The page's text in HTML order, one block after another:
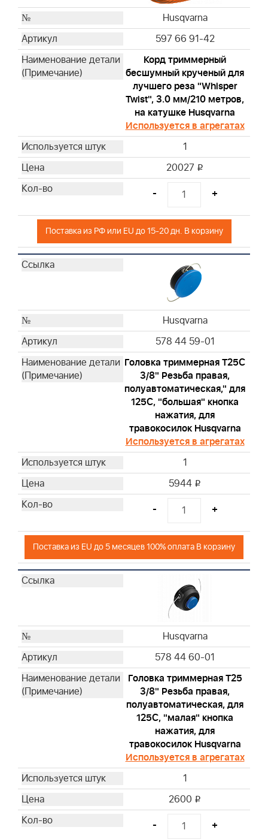
Husqvarna
597 66 91-42
Корд триммерный
бесшумный крученый для
лучшего реза "Whisper
Twist", 3.0 мм/210 метров,
на катушке Husqvarna
Используется в агрегатах
1
20027 i
- +
Поставка из РФ или EU до 15-20 дн. В корзину
Husqvarna
578 44 59-01
Головка триммерная T25С
3/8" Резьба правая,
полуавтоматическая," для
125С, "большая" кнопка
нажатия, для
травокосилок Husqvarna
Используется в агрегатах
1
5944 i
- +
Поставка из EU до 5 месяцев 100% оплата В корзину
Husqvarna
578 44 60-01
Головка триммерная T25
3/8" Резьба правая,
полуавтоматическая, для
125С, "малая" кнопка
нажатия, для
травокосилок Husqvarna
Используется в агрегатах
1
2600 i
- +